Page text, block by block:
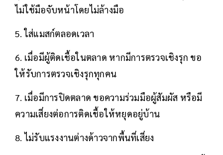
ไม่ใช้มือจับหน้าโดยไม่ล้างมือ
5. ใส่แมสก์ตลอดเวลา
6. เมื่อมีผู้ติดเชื้อในตลาด หากมีการตรวจเชิงรุก ขอ
ให้รับการตรวจเชิงรุกทุกคน
7. เมื่อมีการปิดตลาด ขอความร่วมมือผู้สัมผัส หรือมี
ความเสี่ยงต่อการติดเชื้อให้หยุดอยู่บ้าน
8. ไม่รับแรงงานต่างด้าวจากพื้นที่เสี่ยง